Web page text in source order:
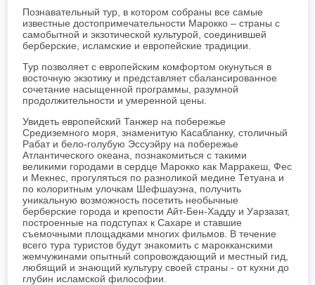
Контакты
Познавательный тур, в котором собраны все самые
известные достопримечательности Марокко – страны с
самобытной и экзотической культурой, соединившей
берберские, исламские и европейские традиции.
Тур позволяет с европейским комфортом окунуться в
восточную экзотику и представляет сбалансированное
сочетание насыщенной программы, разумной
продолжительности и умеренной цены.
Увидеть европейский Танжер на побережье
Средиземного моря, знаменитую Касабланку, столичный
Рабат и бело-голубую Эссуэйру на побережье
Атлантического океана, познакомиться с такими
великими городами в сердце Марокко как Марракеш, Фес
и Мекнес, прогуляться по разноликой медине Тетуана и
по колоритным улочкам Шефшауэна, получить
уникальную возможность посетить необычные
берберские города и крепости Айт-Бен-Хадду и Уарзазат,
построенные на подступах к Сахаре и ставшие
съемочными площадками многих фильмов. В течение
всего тура туристов будут знакомить с марокканскими
жемчужинами опытный сопровождающий и местный гид,
любящий и знающий культуру своей страны - от кухни до
глубин исламской философии.